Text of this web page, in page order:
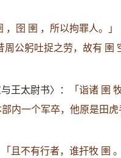
，囹 圉 ，所以拘罪人。」
周公躬吐捉之劳，故有 圉
王太尉书〉：
「诣诸 圉
部内一个军卒，他原是田虎
「且不有行者，谁扞牧 圉 。